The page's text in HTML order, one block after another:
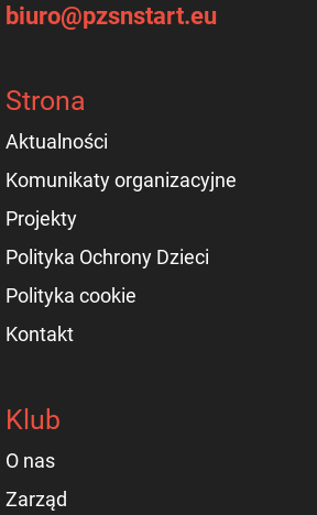
biuro@pzsnstart.eu
Strona
Aktualności
Komunikaty organizacyjne
Projekty
Polityka Ochrony Dzieci
Polityka cookie
Kontakt
Klub
O nas
Zarząd